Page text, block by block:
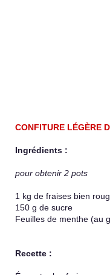
CONFITURE LÉGÈRE
Ingrédients :
pour obtenir 2 pots
1 kg de fraises bien
150 g de sucre
Feuilles de menthe (au
Recette :